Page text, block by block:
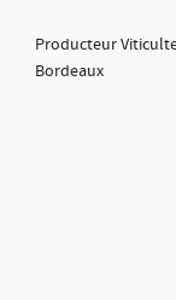
Producteur
Bordeaux